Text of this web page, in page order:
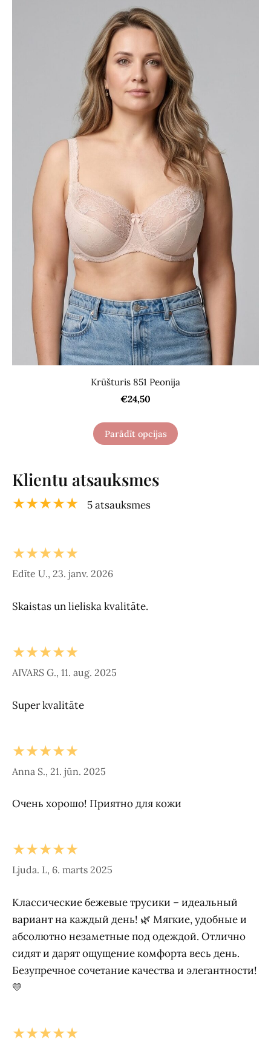
Krūšturis 851 Peonija
€24,50
Parādīt opcijas
Klientu atsauksmes
★★★★★ 5 atsauksmes
★★★★★
Edīte U., 23. janv. 2026
Skaistas un lieliska kvalitāte.
★★★★★
AIVARS G., 11. aug. 2025
Super kvalitāte
★★★★★
Anna S., 21. jūn. 2025
Очень хорошо! Приятно для кожи
★★★★★
Ljuda. L, 6. marts 2025
Классические бежевые трусики – идеальный
вариант на каждый день! 🌿 Мягкие, удобные и
абсолютно незаметные под одеждой. Отлично
сидят и дарят ощущение комфорта весь день.
Безупречное сочетание качества и элегантности!
💛
★★★★★